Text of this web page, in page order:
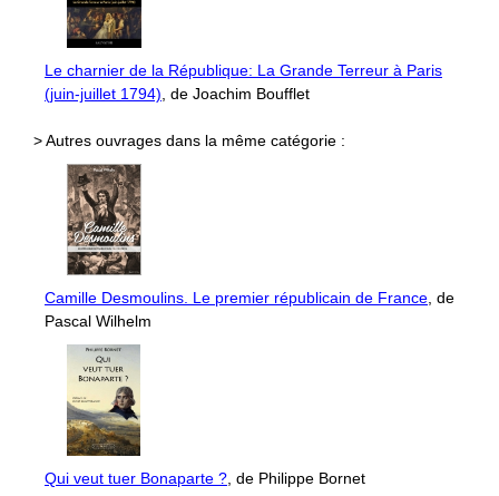
Le charnier de la République: La Grande Terreur à Paris
(juin-juillet 1794) , de Joachim Boufflet
> Autres ouvrages dans la même catégorie :
Camille Desmoulins. Le premier républicain de France , de
Pascal Wilhelm
Qui veut tuer Bonaparte ? , de Philippe Bornet